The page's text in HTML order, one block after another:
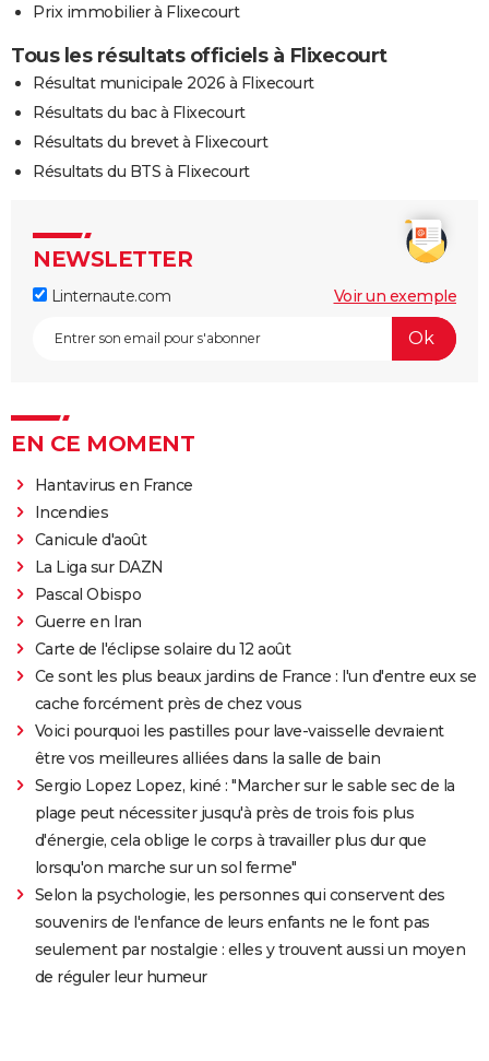
Prix immobilier à Flixecourt
Tous les résultats officiels à Flixecourt
Résultat municipale 2026 à Flixecourt
Résultats du bac à Flixecourt
Résultats du brevet à Flixecourt
Résultats du BTS à Flixecourt
NEWSLETTER
Linternaute.com Voir un exemple
EN CE MOMENT
Hantavirus en France
Incendies
Canicule d'août
La Liga sur DAZN
Pascal Obispo
Guerre en Iran
Carte de l'éclipse solaire du 12 août
Ce sont les plus beaux jardins de France : l'un d'entre eux se
cache forcément près de chez vous
Voici pourquoi les pastilles pour lave-vaisselle devraient
être vos meilleures alliées dans la salle de bain
Sergio Lopez Lopez, kiné : "Marcher sur le sable sec de la
plage peut nécessiter jusqu'à près de trois fois plus
d'énergie, cela oblige le corps à travailler plus dur que
lorsqu'on marche sur un sol ferme"
Selon la psychologie, les personnes qui conservent des
souvenirs de l'enfance de leurs enfants ne le font pas
seulement par nostalgie : elles y trouvent aussi un moyen
de réguler leur humeur